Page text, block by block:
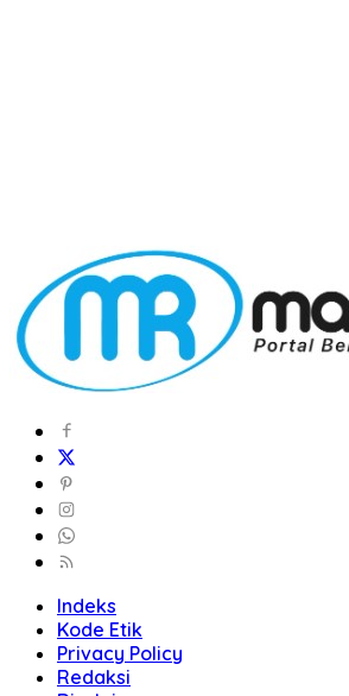
Indeks
Kode Etik
Privacy Policy
Redaksi